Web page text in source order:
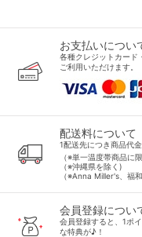
お支払いについ
各種クレジットカード
ご利用いただけます。
配送料について
1配送先につき商品代
（※単一温度帯商品に
（※沖縄県を除く)
（※Anna Miller's、福
会員登録につい
会員登録すると、1ポ
な特典が♪！